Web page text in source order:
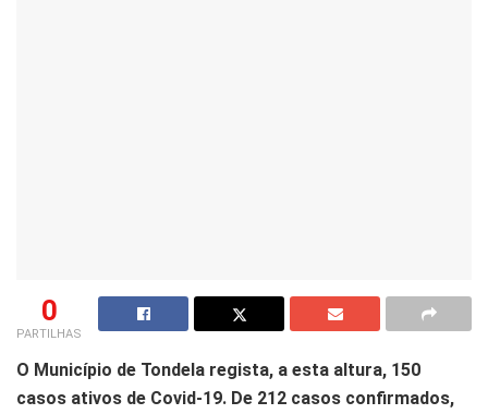
0
PARTILHAS
O Município de Tondela regista, a esta altura, 150
casos ativos de Covid-19. De 212 casos confirmados,